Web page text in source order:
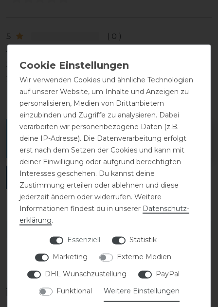
5
0
4
3
0
2
0
1
0
Melde dich an, um eine Kundenrezension zu
verfassen.
ANMELDEN
Diese Produkte könnten dich auch
interessieren
Wir verwenden Cookies und ähnliche Technologien
auf unserer Website, um Inhalte und Anzeigen zu
personalisieren, Medien von Drittanbietern
einzubinden und Zugriffe zu analysieren. Dabei
verarbeiten wir personenbezogene Daten (z.B.
deine IP-Adresse). Die Datenverarbeitung erfolgt
erst nach dem Setzen der Cookies und kann mit
deiner Einwilligung oder aufgrund berechtigten
Interesses geschehen. Du kannst deine
Zustimmung erteilen oder ablehnen und diese
jederzeit ändern oder widerrufen. Weitere
Informationen findest du in unserer Daten­schutz­
erklärung.
Essenziell
Statistik
Marketing
Externe Medien
DHL Wunschzustellung
PayPal
Funktional
Weitere Einstellungen